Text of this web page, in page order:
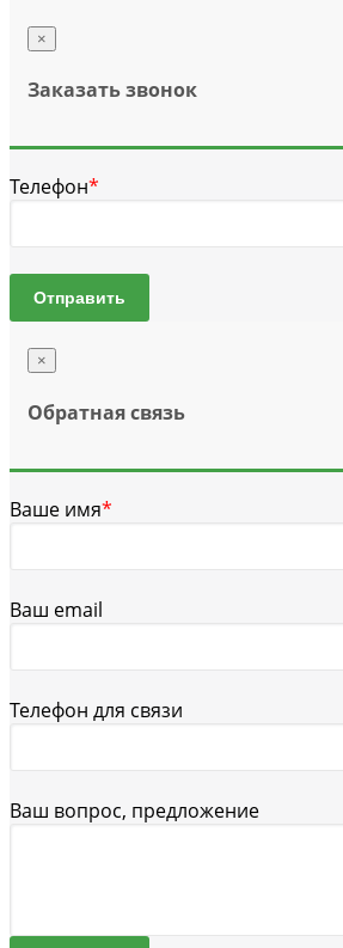
×
Заказать звонок
Телефон*
Отправить
×
Обратная связь
Ваше имя*
Ваш email
Телефон для связи
Ваш вопрос, предложение